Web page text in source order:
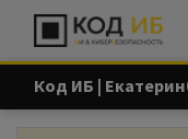
Код ИБ |